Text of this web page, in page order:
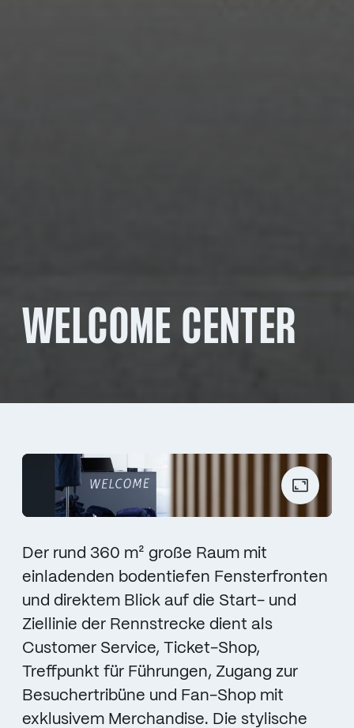
WELCOME CENTER
Der rund 360 m² große Raum mit
einladenden bodentiefen Fensterfronten
und direktem Blick auf die Start- und
Ziellinie der Rennstrecke dient als
Customer Service, Ticket-Shop,
Treffpunkt für Führungen, Zugang zur
Besuchertribüne und Fan-Shop mit
exklusivem Merchandise. Die stylische